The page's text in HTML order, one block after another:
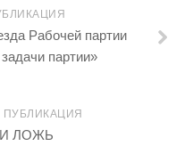
Рабочей партии
партии»
ЛОЖЬ